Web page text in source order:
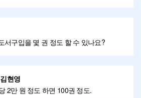
서구입을 몇 권 정도 할 수 있나요?
현영
2만 원 정도 하면 100권 정도.